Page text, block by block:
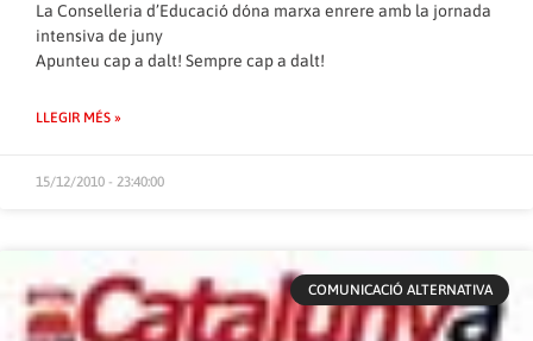
La Conselleria d’Educació dóna marxa enrere amb la jornada
intensiva de juny
Apunteu cap a dalt! Sempre cap a dalt!
LLEGIR MÉS »
15/12/2010 - 23:40:00
COMUNICACIÓ ALTERNATIVA